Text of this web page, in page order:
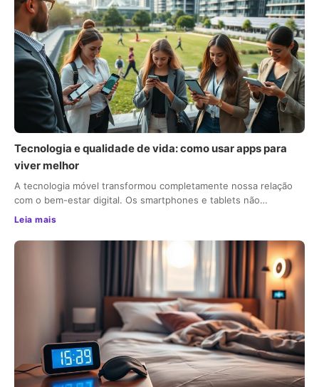
Tecnologia e qualidade de vida: como usar apps para
viver melhor
A tecnologia móvel transformou completamente nossa relação
com o bem-estar digital. Os smartphones e tablets não…
Leia mais